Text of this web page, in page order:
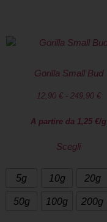
Gorilla Small Bud
12,90 € - 249,90 €
A partire da 1,25 €/g
Scegli
5g 10g 20g
50g 100g 200g